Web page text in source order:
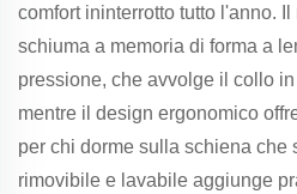
comfort ininterrotto tutto l'anno.
schiuma a memoria di forma a
pressione, che avvolge il collo
mentre il design ergonomico
per chi dorme sulla schiena che
rimovibile e lavabile aggiunge